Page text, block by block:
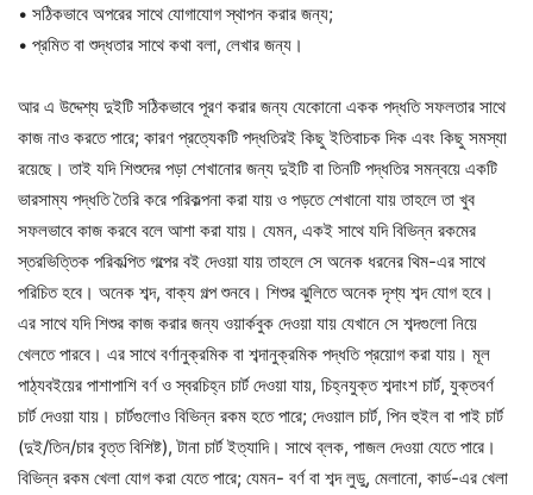
• সঠিকভাবে অপরের সাথে যোগাযোগ স্থাপন করার জন্য;
• প্রমিত বা শুদ্ধতার সাথে কথা বলা, লেখার জন্য।
আর এ উদ্দেশ্য দুইটি সঠিকভাবে পূরণ করার জন্য যেকোনো একক পদ্ধতি সফলতার সাথে
কাজ নাও করতে পারে; কারণ প্রত্যেকটি পদ্ধতিরই কিছু ইতিবাচক দিক এবং কিছু সমস্যা
রয়েছে। তাই যদি শিশুদের পড়া শেখানোর জন্য দুইটি বা তিনটি পদ্ধতির সমন্বয়ে একটি
ভারসাম্য পদ্ধতি তৈরি করে পরিকল্পনা করা যায় ও পড়তে শেখানো যায় তাহলে তা খুব
সফলভাবে কাজ করবে বলে আশা করা যায়। যেমন, একই সাথে যদি বিভিন্ন রকমের
স্তরভিত্তিক পরিকল্পিত গল্পের বই দেওয়া যায় তাহলে সে অনেক ধরনের থিম-এর সাথে
পরিচিত হবে। অনেক শব্দ, বাক্য গল্প শুনবে। শিশুর ঝুলিতে অনেক দৃশ্য শব্দ যোগ হবে।
এর সাথে যদি শিশুর কাজ করার জন্য ওয়ার্কবুক দেওয়া যায় যেখানে সে শব্দগুলো নিয়ে
খেলতে পারবে। এর সাথে বর্ণানুক্রমিক বা শব্দানুক্রমিক পদ্ধতি প্রয়োগ করা যায়। মূল
পাঠ্যবইয়ের পাশাপাশি বর্ণ ও স্বরচিহ্ন চার্ট দেওয়া যায়, চিহ্নযুক্ত শব্দাংশ চার্ট, যুক্তবর্ণ
চার্ট দেওয়া যায়। চার্টগুলোও বিভিন্ন রকম হতে পারে; দেওয়াল চার্ট, পিন হুইল বা পাই চার্ট
(দুই/তিন/চার বৃত্ত বিশিষ্ট), টানা চার্ট ইত্যাদি। সাথে ব্লক, পাজল দেওয়া যেতে পারে।
বিভিন্ন রকম খেলা যোগ করা যেতে পারে; যেমন- বর্ণ বা শব্দ লুডু, মেলানো, কার্ড-এর খেলা